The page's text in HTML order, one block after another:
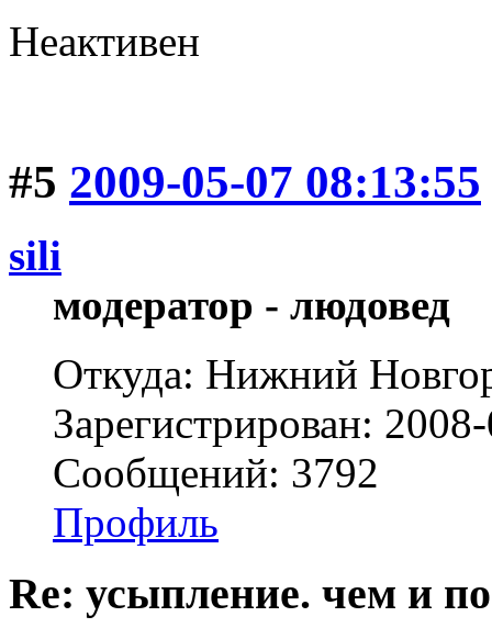
Неактивен
#5 2009-05-07 08:13:55
sili
модератор - людовед
Откуда: Нижний
Зарегистрирован:
Сообщений: 3792
Профиль
Re: усыпление. чем и